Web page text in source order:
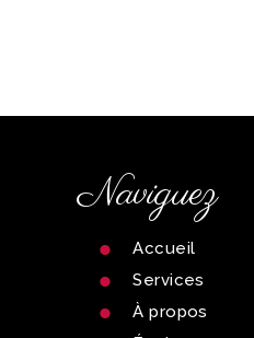
Naviguez
Accueil
Services
À propos